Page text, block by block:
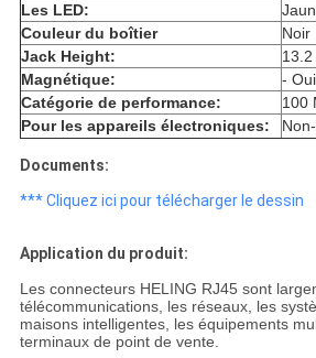
Les LED:
Couleur du boîtier
Noir
Jack Height:
13.2
Magnétique:
-
Catégorie de performance:
100
Pour les appareils électroniques:
Documents:
*** Cliquez ici pour télécharger le dessin
Application du produit:
Les connecteurs HELING RJ45 sont
télécommunications, les réseaux, les
maisons intelligentes, les équipements
terminaux de point de vente.